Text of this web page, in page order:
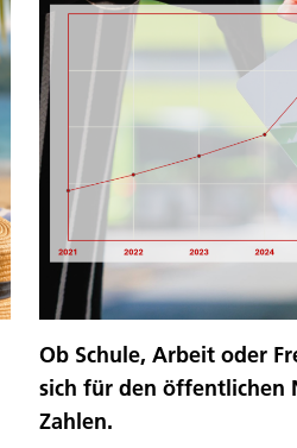
Ob Schule, Arbeit oder
sich für den öffentlichen
Zahlen.